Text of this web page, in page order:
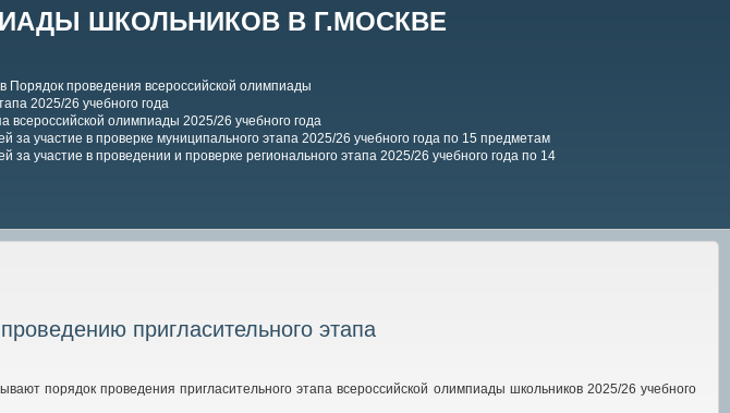
ШКОЛЬНИКОВ В Г.МОСКВЕ
Порядок проведения всероссийской олимпиады
2025/26 учебного года
всероссийской олимпиады 2025/26 учебного года
за участие в проверке муниципального этапа 2025/26 учебного года по 15 предметам
участие в проведении и проверке регионального этапа 2025/26 учебного года по 14
пригласительного этапа
порядок проведения пригласительного этапа всероссийской олимпиады школьников 2025/26 учебного